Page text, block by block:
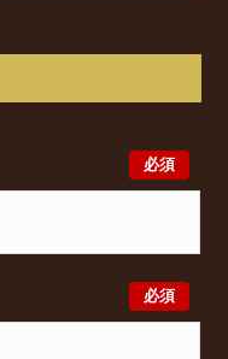
っております。
の空室状況のご確
ぜひ大阪分譲賃貸
せください。大阪分
おります。また、希
必須
必須